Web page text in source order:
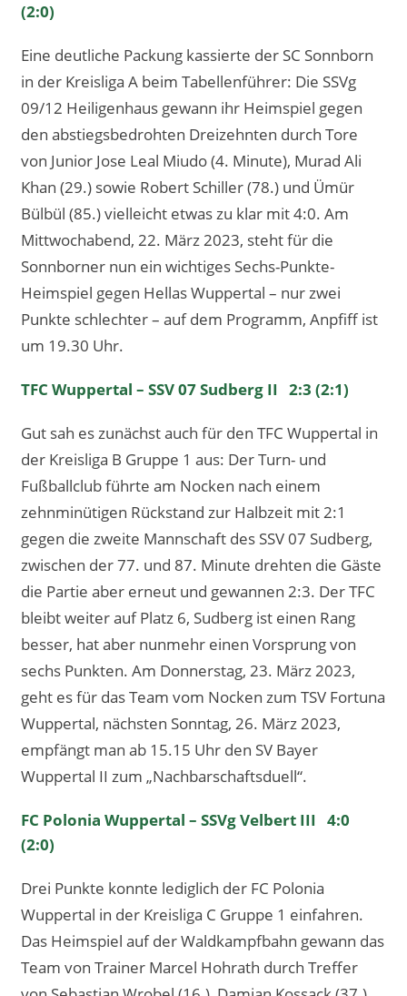
(2:0)
Eine deutliche Packung kassierte der SC Sonnborn
in der Kreisliga A beim Tabellenführer: Die SSVg
09/12 Heiligenhaus gewann ihr Heimspiel gegen
den abstiegsbedrohten Dreizehnten durch Tore
von Junior Jose Leal Miudo (4. Minute), Murad Ali
Khan (29.) sowie Robert Schiller (78.) und Ümür
Bülbül (85.) vielleicht etwas zu klar mit 4:0. Am
Mittwochabend, 22. März 2023, steht für die
Sonnborner nun ein wichtiges Sechs-Punkte-
Heimspiel gegen Hellas Wuppertal – nur zwei
Punkte schlechter – auf dem Programm, Anpfiff ist
um 19.30 Uhr.
TFC Wuppertal – SSV 07 Sudberg II 2:3 (2:1)
Gut sah es zunächst auch für den TFC Wuppertal in
der Kreisliga B Gruppe 1 aus: Der Turn- und
Fußballclub führte am Nocken nach einem
zehnminütigen Rückstand zur Halbzeit mit 2:1
gegen die zweite Mannschaft des SSV 07 Sudberg,
zwischen der 77. und 87. Minute drehten die Gäste
die Partie aber erneut und gewannen 2:3. Der TFC
bleibt weiter auf Platz 6, Sudberg ist einen Rang
besser, hat aber nunmehr einen Vorsprung von
sechs Punkten. Am Donnerstag, 23. März 2023,
geht es für das Team vom Nocken zum TSV Fortuna
Wuppertal, nächsten Sonntag, 26. März 2023,
empfängt man ab 15.15 Uhr den SV Bayer
Wuppertal II zum „Nachbarschaftsduell“.
FC Polonia Wuppertal – SSVg Velbert III 4:0
(2:0)
Drei Punkte konnte lediglich der FC Polonia
Wuppertal in der Kreisliga C Gruppe 1 einfahren.
Das Heimspiel auf der Waldkampfbahn gewann das
Team von Trainer Marcel Hohrath durch Treffer